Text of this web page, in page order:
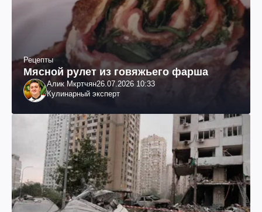
Рецепты
Мясной рулет из говяжьего фарша
Алик Мкртчян26.07.2026 10:33
Кулинарный эксперт